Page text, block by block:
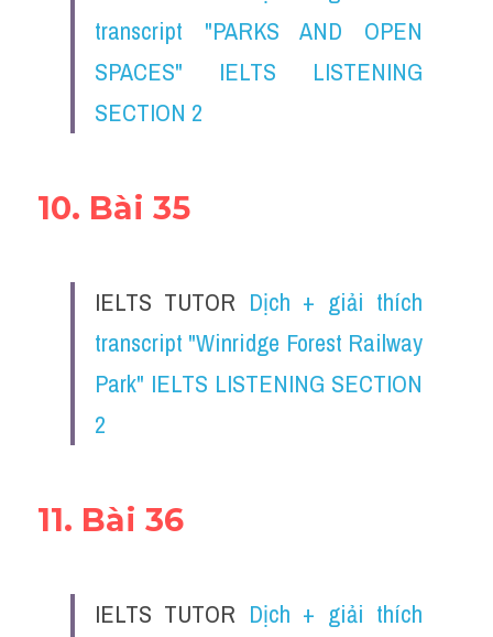
transcript "PARKS AND OPEN
SPACES" IELTS LISTENING
SECTION 2
10. Bài 35
IELTS TUTOR Dịch + giải thích
transcript "Winridge Forest Railway
Park" IELTS LISTENING SECTION
2
11. Bài 36
IELTS TUTOR Dịch + giải thích